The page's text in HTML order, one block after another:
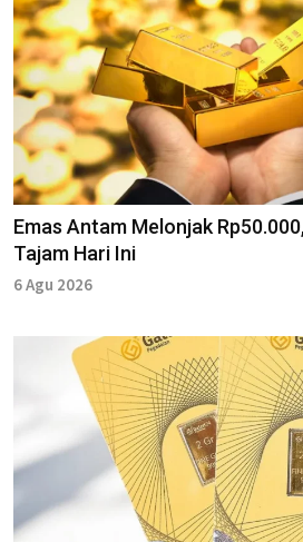
Emas Antam Melonjak
Tajam Hari Ini
6 Agu 2026